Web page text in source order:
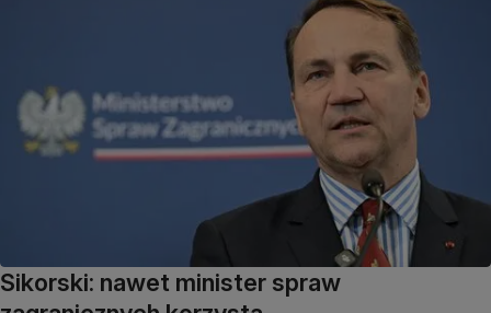
Sikorski: nawet minister spraw